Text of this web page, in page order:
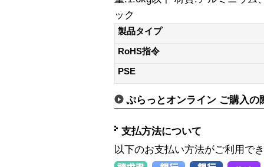
ック
製品タイプ
RoHS指令
PSE
ぷらっとオンライン ご購入の
支払方法について
以下のお支払い方法がご利用で